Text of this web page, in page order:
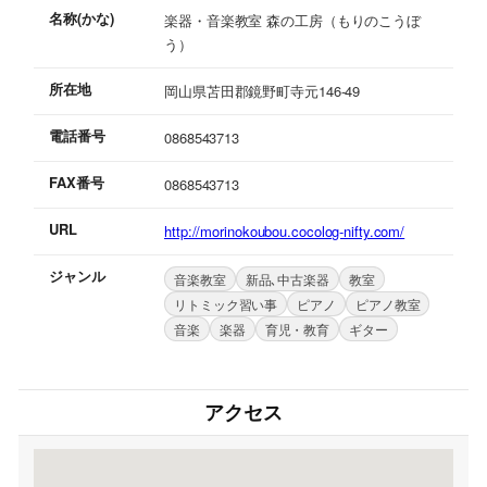
名称(かな)
楽器・音楽教室 森の工房（もりのこうぼ
う）
所在地 岡山県苫田郡鏡野町寺元146-49
電話番号 0868543713
FAX番号 0868543713
URL http://morinokoubou.cocolog-nifty.com/
ジャンル 音楽教室 新品､中古楽器
教室
リトミック習い事
ピアノ
ピアノ教室
音楽
楽器 育児・教育 ギター
アクセス